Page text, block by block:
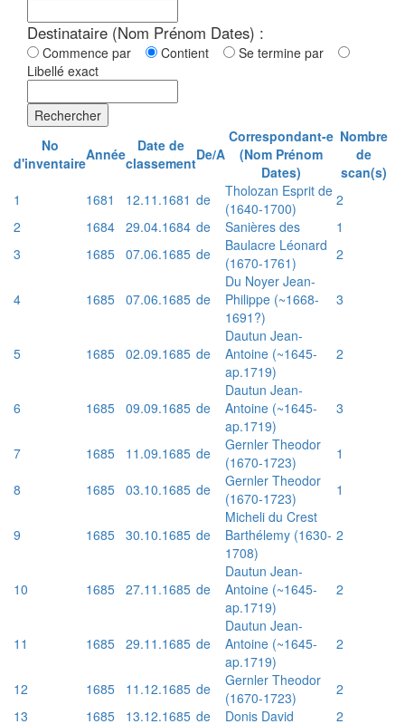
Destinataire (Nom Prénom Dates) :
Commence par Contient
Se termine par
Libellé exact
Rechercher
No
d'inventaireAnnée
Date de
classementDe/A
Correspondant-e
(Nom Prénom
Dates)
Nombre
de
scan(s)
1
1681 12.11.1681 de
Tholozan Esprit de
(1640-1700)
2
2
1684 29.04.1684 de Sanières des
1
3
1685 07.06.1685 de
Baulacre Léonard
(1670-1761)
2
4 1685 07.06.1685 de
Du Noyer Jean-
Philippe (~1668-
1691?)
3
5 1685 02.09.1685 de
Dautun Jean-
Antoine (~1645-
ap.1719)
2
6 1685 09.09.1685 de
Dautun Jean-
Antoine (~1645-
ap.1719)
3
7 1685 11.09.1685 de
Gernler Theodor
(1670-1723)
1
8
1685 03.10.1685 de
Gernler Theodor
(1670-1723)
1
9 1685 30.10.1685 de
Micheli du Crest
Barthélemy (1630-
1708)
2
10 1685 27.11.1685 de
Dautun Jean-
Antoine (~1645-
ap.1719)
2
11 1685 29.11.1685 de
Dautun Jean-
Antoine (~1645-
ap.1719)
2
12 1685 11.12.1685 de
Gernler Theodor
(1670-1723)
2
13
1685 13.12.1685 de Donis David
2